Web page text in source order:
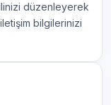
düzenleyerek
iletişim bilgilerinizi